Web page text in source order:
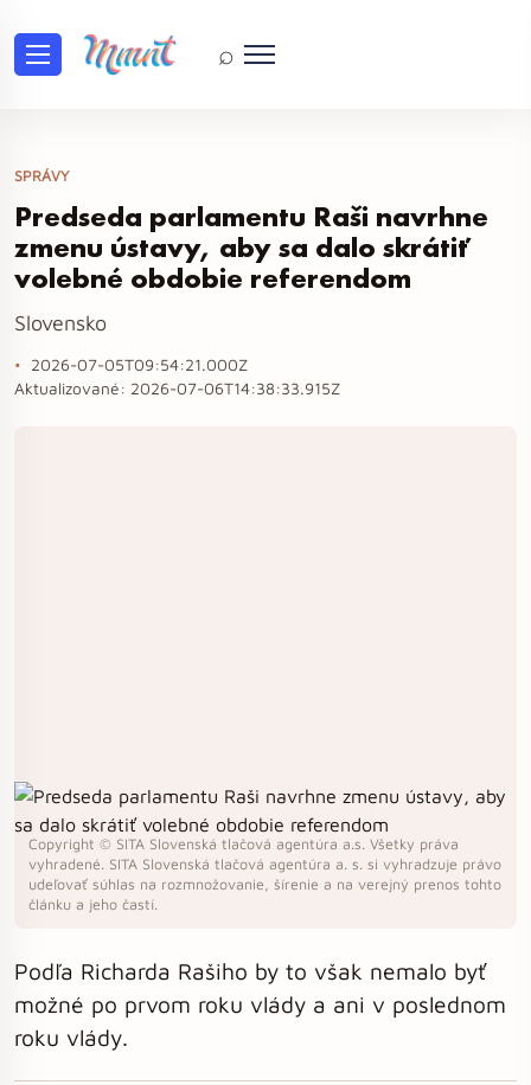
⌕
SPRÁVY
Predseda parlamentu Raši navrhne
zmenu ústavy, aby sa dalo skrátiť
volebné obdobie referendom
Slovensko
2026-07-05T09:54:21.000Z
Aktualizované: 2026-07-06T14:38:33.915Z
Copyright © SITA Slovenská tlačová agentúra a.s. Všetky práva
vyhradené. SITA Slovenská tlačová agentúra a. s. si vyhradzuje právo
udeľovať súhlas na rozmnožovanie, šírenie a na verejný prenos tohto
článku a jeho častí.
Podľa Richarda Rašiho by to však nemalo byť
možné po prvom roku vlády a ani v poslednom
roku vlády.